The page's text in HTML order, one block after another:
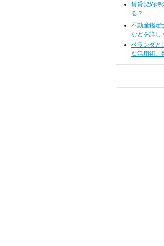
親に将来の伴侶
も、新しい家族と
迎え入れてもらい
す。
賃貸契約時
る？
不動産鑑定
などを詳し
ベランダと
な活用術、